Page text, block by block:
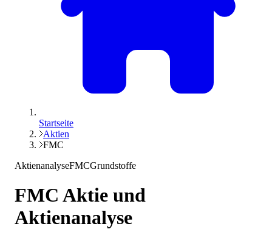
Startseite
Aktien
FMC
AktienanalyseFMCGrundstoffe
FMC Aktie und
Aktienanalyse